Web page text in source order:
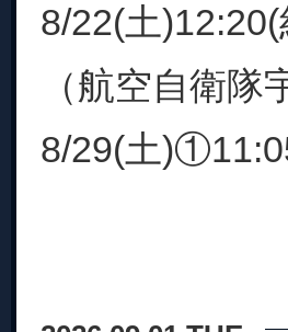
8/22(土
（航空自衛隊
8/29(土